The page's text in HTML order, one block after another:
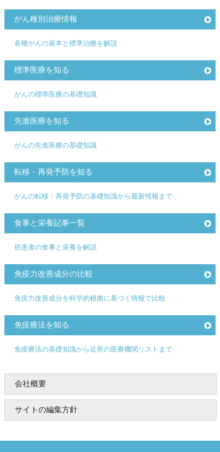
がん種別治療情報
各種がんの基本と標準治療を解説
標準医療を知る
がんの標準医療の基礎知識
先進医療を知る
がんの先進医療の基礎知識
転移・再発予防を知る
がんの転移・再発予防の基礎知識から最新情報まで
食事と栄養記事一覧
癌患者の食事と栄養を解説
免疫力改善成分の比較
免疫力改善成分を科学的根拠に基づく情報で比較
免疫療法を知る
免疫療法の基礎知識から近所の医療機関リストまで
会社概要
サイトの編集方針